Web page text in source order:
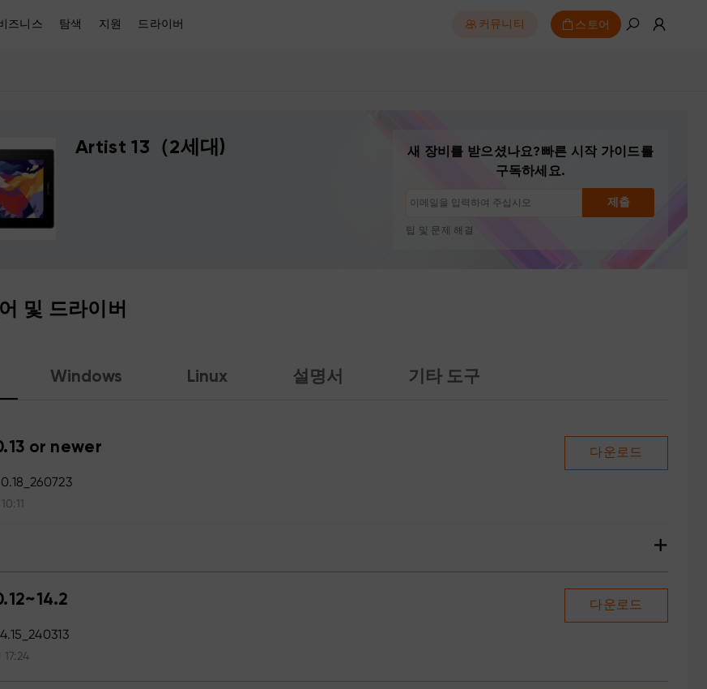
즈니스 탐색 지원 드라이버 커뮤니티 스토어
Artist 13（2세대)
새 장비를 받으셨나요?빠른 시작 가이드를
구독하세요.
제출
드로잉 튜토리얼
팁 및 문제 해결
및 드라이버
Windows Linux 설명서 기타 도구
or newer 다운로드
+
다운로드